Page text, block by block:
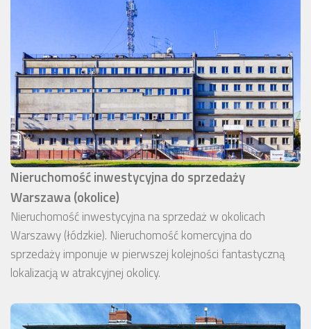
Nieruchomość inwestycyjna do sprzedaży
Warszawa (okolice)
Nieruchomość inwestycyjna na sprzedaż w okolicach
Warszawy (łódzkie). Nieruchomość komercyjna do
sprzedaży imponuje w pierwszej kolejności fantastyczną
lokalizacją w atrakcyjnej okolicy.